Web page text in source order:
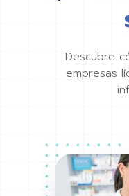
Descubre
empresas